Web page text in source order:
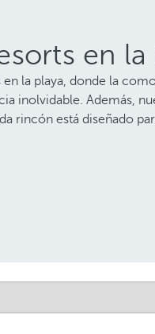
en
la playa, donde la
inolvidable.
rincón está diseñado